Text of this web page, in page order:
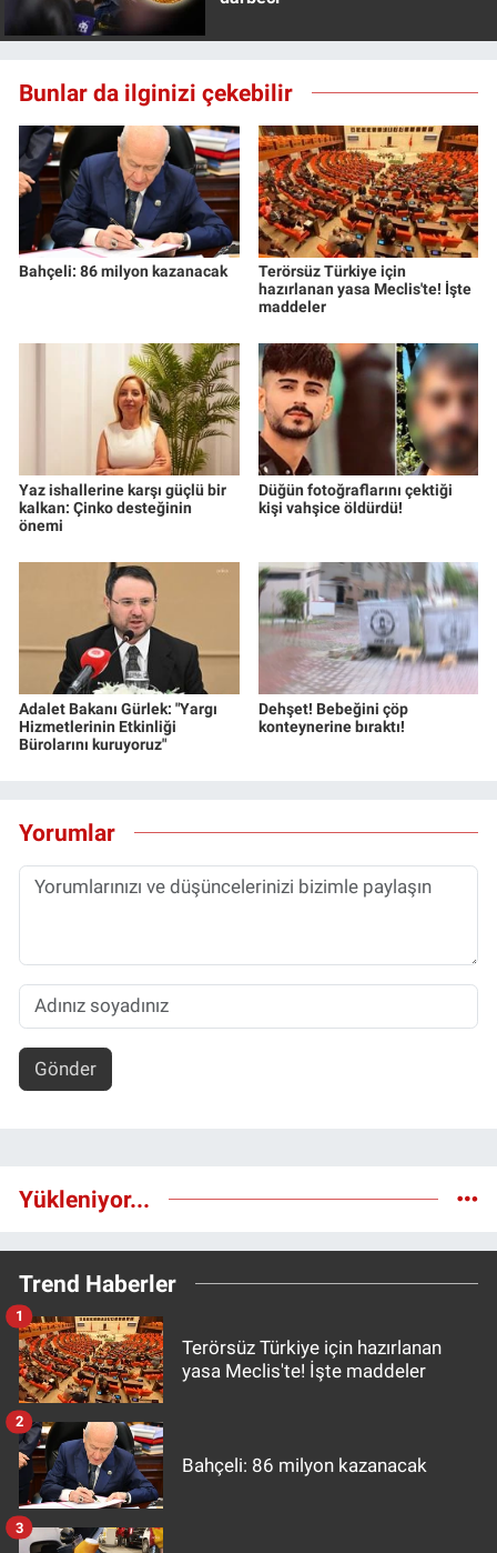
Bunlar da ilginizi çekebilir
Bahçeli: 86 milyon kazanacak
Terörsüz Türkiye için
hazırlanan yasa Meclis'te! İşte
maddeler
Yaz ishallerine karşı güçlü bir
kalkan: Çinko desteğinin
önemi
Düğün fotoğraflarını çektiği
kişi vahşice öldürdü!
Adalet Bakanı Gürlek: "Yargı
Hizmetlerinin Etkinliği
Bürolarını kuruyoruz"
Dehşet! Bebeğini çöp
konteynerine bıraktı!
Yorumlar
Gönder
Yükleniyor...
Trend Haberler
Terörsüz Türkiye için hazırlanan
yasa Meclis'te! İşte maddeler
1
Bahçeli: 86 milyon kazanacak
2
3